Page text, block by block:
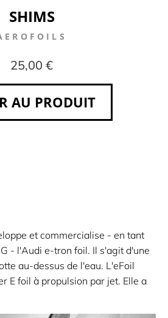
SHIMS
25,00 €
AU PRODUIT
et commercialise - en tant
- l'Audi e-tron foil. Il s'agit d'une
au-dessus de l'eau. L'eFoil
E foil à propulsion par jet. Elle a